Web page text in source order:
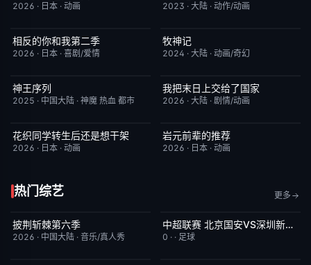
2026 · 日本 · 动画 2023 · 大陆 · 动作/动画
更新至第06集
相反的你和我第二季
2026 · 日本 · 喜剧/爱情
更新至第95集
牧神记
2024 · 大陆 · 动画/奇幻
更新至第202集
神王序列
2025 · 中国大陆 · 神魔 热血 都市
更新至第32集
我把末日上交给了国家
2026 · 大陆 · 剧情/动画
更新至第05集
花织同学转生后还是想干架
2026 · 日本 · 动画
更新至第6集
岩元前辈的推荐
2026 · 日本 · 动画
热门综艺 更多
今日更新
披荆斩棘第六季
2026 · 中国大陆 · 音乐/真人秀
已完结 5.0中超联赛 北京国安VS深圳新鹏城20260807
0 · · 足球